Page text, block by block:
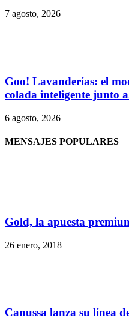
7 agosto, 2026
Goo! Lavanderías: el
colada inteligente junto
6 agosto, 2026
MENSAJES POPULARES
Gold, la apuesta
26 enero, 2018
Canussa lanza su línea